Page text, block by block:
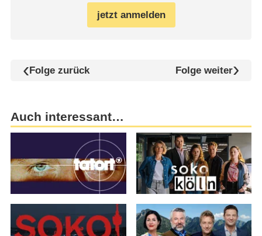
jetzt anmelden
Folge zurück Folge weiter
Auch interessant…